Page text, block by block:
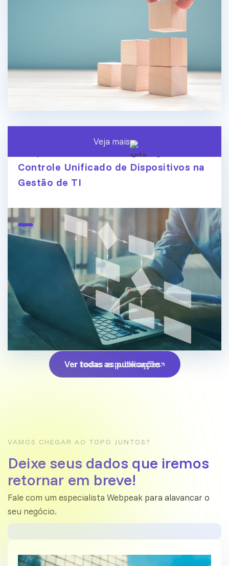
Endpoint Central ManageEngine:
Controle Unificado de Dispositivos na
Gestão de TI
Veja mais
Ver todas as publicações
Ver todas as publicações
VAMOS CHEGAR AO TOPO JUNTOS?
Deixe seus dados que iremos
retornar em breve!
Fale com um especialista Webpeak para alavancar o
seu negócio.